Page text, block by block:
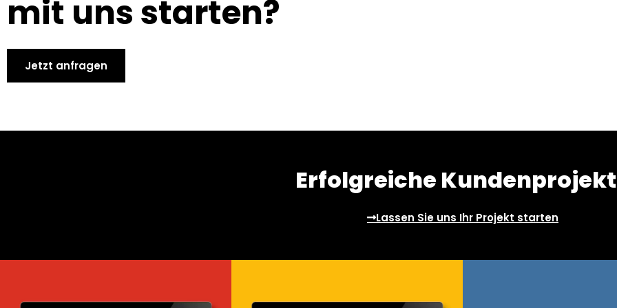
mit uns starten?
Jetzt anfragen
Erfolgreiche
Lassen Sie uns Ihr Projekt starten